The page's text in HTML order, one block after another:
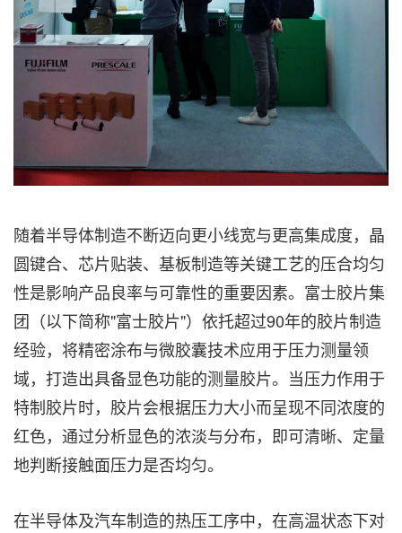
随着半导体制造不断迈向更小线宽与更高集成度，晶
圆键合、芯片贴装、基板制造等关键工艺的压合均匀
性是影响产品良率与可靠性的重要因素。富士胶片集
团（以下简称"富士胶片"）依托超过90年的胶片制造
经验，将精密涂布与微胶囊技术应用于压力测量领
域，打造出具备显色功能的测量胶片。当压力作用于
特制胶片时，胶片会根据压力大小而呈现不同浓度的
红色，通过分析显色的浓淡与分布，即可清晰、定量
地判断接触面压力是否均匀。
在半导体及汽车制造的热压工序中，在高温状态下对